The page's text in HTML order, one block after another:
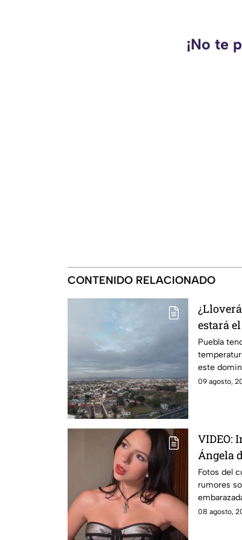
¡No te
CONTENIDO RELACIONADO
estará
Puebla
este
09 agosto,
VIDEO:
Ángela
Fotos del
rumores
Esto se
08 agosto,